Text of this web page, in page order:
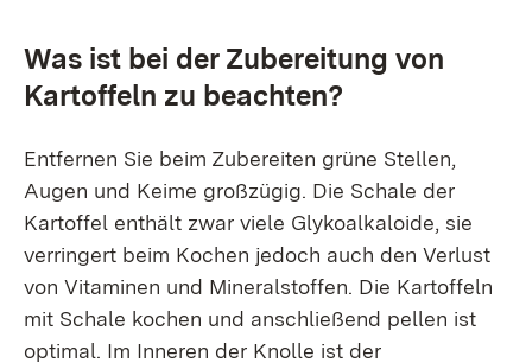
Was ist bei der Zubereitung von
Kartoffeln zu beachten?
Entfernen Sie beim Zubereiten grüne Stellen,
Augen und Keime großzügig. Die Schale der
Kartoffel enthält zwar viele Glykoalkaloide, sie
verringert beim Kochen jedoch auch den Verlust
von Vitaminen und Mineralstoffen. Die Kartoffeln
mit Schale kochen und anschließend pellen ist
optimal. Im Inneren der Knolle ist der